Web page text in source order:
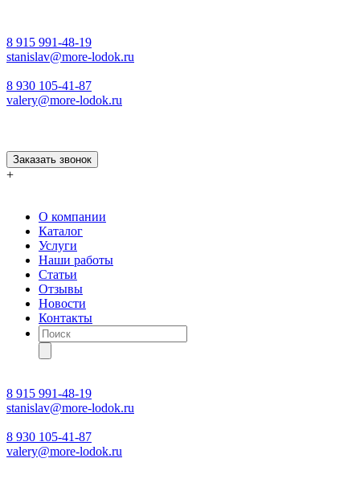
8 915 991-48-19
stanislav@more-lodok.ru
8 930 105-41-87
valery@more-lodok.ru
Заказать звонок
+
О компании
Каталог
Услуги
Наши работы
Статьи
Отзывы
Новости
Контакты
Поиск
товаров
8 915 991-48-19
stanislav@more-lodok.ru
8 930 105-41-87
valery@more-lodok.ru